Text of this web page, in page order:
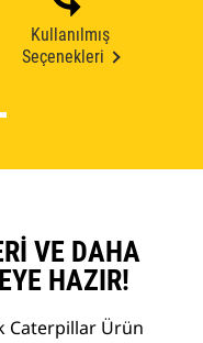
Kullanılmış
Seçenekleri
VE DAHA
HAZIR!
Caterpillar Ürün